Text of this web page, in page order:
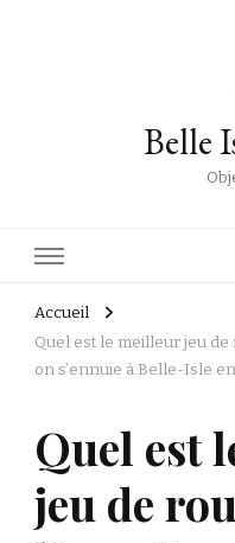
Belle
Accueil
Quel est le meilleur jeu
on s’ennuie à Belle-Isle
Quel est
jeu de